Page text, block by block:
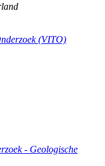
(VITO)
- Geologische